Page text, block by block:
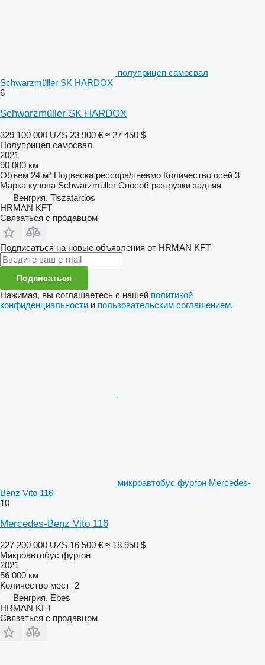
полуприцеп самосвал
Schwarzmüller SK HARDOX
6
Schwarzmüller SK HARDOX
329 100 000 UZS 23 900 € ≈ 27 450 $
Полуприцеп самосвал
2021
90 000 км
Объем 24 м³ Подвеска рессора/пневмо Количество осей 3
Марка кузова Schwarzmüller Способ разгрузки задняя
Венгрия, Tiszatardos
HRMAN KFT
Связаться с продавцом
Подписаться на новые объявления от HRMAN KFT
Подписаться
Нажимая, вы соглашаетесь с нашей политикой
конфиденциальности и пользовательским соглашением.
микроавтобус фургон Mercedes-
Benz Vito 116
10
Mercedes-Benz Vito 116
227 200 000 UZS 16 500 € ≈ 18 950 $
Микроавтобус фургон
2021
56 000 км
Количество мест 2
Венгрия, Ebes
HRMAN KFT
Связаться с продавцом